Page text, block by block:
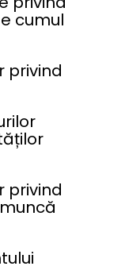
cumul
privind
privind